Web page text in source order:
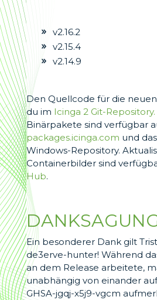
v2.16.2
v2.15.4
v2.14.9
Den Quellcode für die
du im Icinga 2 Git-Repository.
Binärpakete sind verfügbar
packages.icinga.com und
Windows-Repository.
Containerbilder sind
Hub.
Ein besonderer Dank gilt
de3erve-hunter! Während
an dem Release arbeitete,
unabhängig von einander
GHSA-jgqj-x5j9-vgcm